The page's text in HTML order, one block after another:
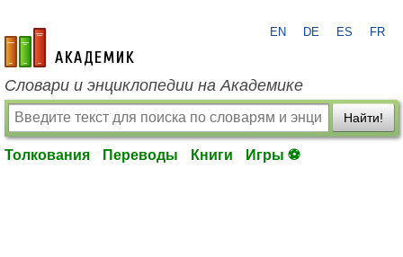
academic.ru
EN DE ES FR
Словари и энциклопедии на Академике
Найти!
Толкования Переводы Книги Игры ⚽